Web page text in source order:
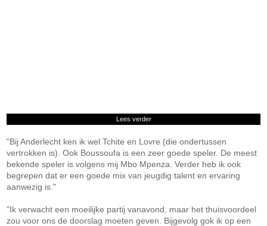
Lees verder
"Bij Anderlecht ken ik wel Tchite en Lovre (die ondertussen
vertrokken is). Ook Boussoufa is een zeer goede speler. De meest
bekende speler is volgens mij Mbo Mpenza. Verder heb ik ook
begrepen dat er een goede mix van jeugdig talent en ervaring
aanwezig is."
"Ik verwacht een moeilijke partij vanavond, maar het thuisvoordeel
zou voor ons de doorslag moeten geven. Bijgevolg gok ik op een